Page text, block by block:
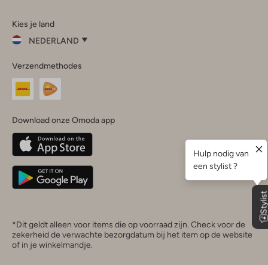
InstagramFacebook
Kies je land
NEDERLAND
je
land
Nederland
Belgique(Français)
Deutschland
Verzendmethodes
Download onze Omoda app
*Dit geldt alleen voor items die op voorraad zijn. Check voor de
zekerheid de verwachte bezorgdatum bij het item op de website
of in je winkelmandje.